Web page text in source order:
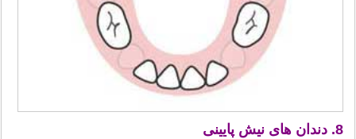
8. دندان های نیش پایینی